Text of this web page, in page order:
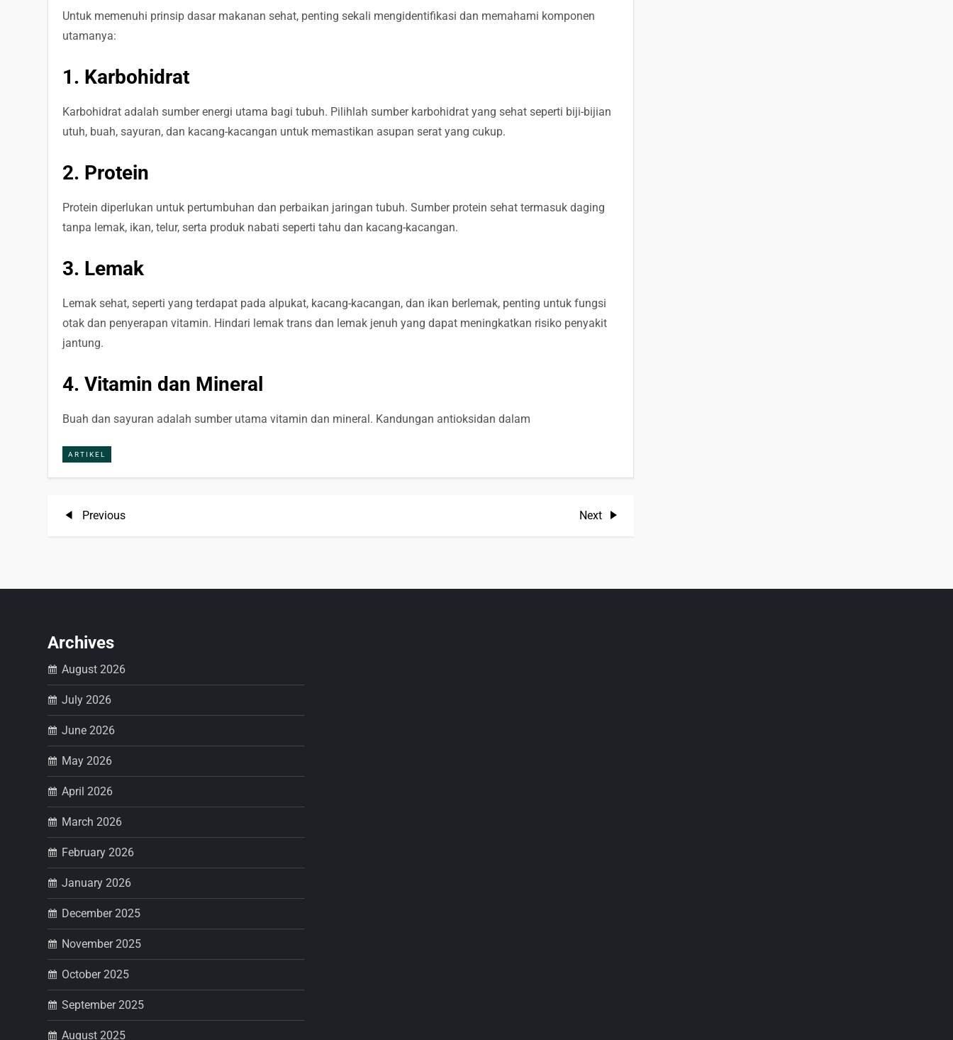
Untuk memenuhi prinsip dasar makanan sehat, penting sekali mengidentifikasi dan memahami komponen
utamanya:
1. Karbohidrat
Karbohidrat adalah sumber energi utama bagi tubuh. Pilihlah sumber karbohidrat yang sehat seperti biji-bijian
utuh, buah, sayuran, dan kacang-kacangan untuk memastikan asupan serat yang cukup.
2. Protein
Protein diperlukan untuk pertumbuhan dan perbaikan jaringan tubuh. Sumber protein sehat termasuk daging
tanpa lemak, ikan, telur, serta produk nabati seperti tahu dan kacang-kacangan.
3. Lemak
Lemak sehat, seperti yang terdapat pada alpukat, kacang-kacangan, dan ikan berlemak, penting untuk fungsi
otak dan penyerapan vitamin. Hindari lemak trans dan lemak jenuh yang dapat meningkatkan risiko penyakit
jantung.
4. Vitamin dan Mineral
Buah dan sayuran adalah sumber utama vitamin dan mineral. Kandungan antioksidan dalam
ARTIKEL
P
s
n
a
v
i
g
a
t
i
o
n
Previous
Previous
Next
Next
Archives
August 2026
July 2026
June 2026
May 2026
April 2026
March 2026
February 2026
January 2026
December 2025
November 2025
October 2025
September 2025
August 2025